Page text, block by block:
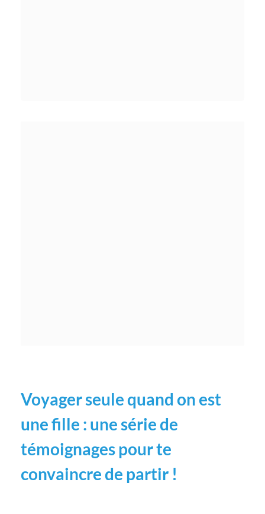
Voyager seule quand on est
une fille : une série de
témoignages pour te
convaincre de partir !